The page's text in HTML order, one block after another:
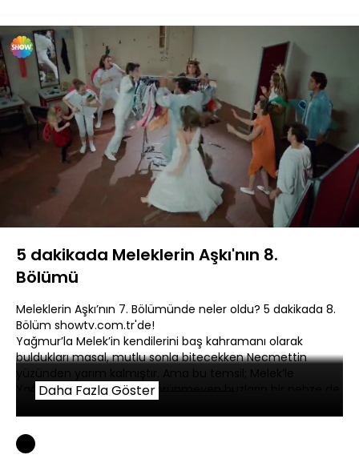
Aç
480P
Yüklendi
12.61%
Oynatma
Hızı
5 dakikada Meleklerin Aşkı'nın 8.
Bölümü
Meleklerin Aşkı’nın 7. Bölümünde neler oldu? 5 dakikada 8.
Bölüm showtv.com.tr'de!
Yağmur’la Melek’in kendilerini baş kahramanı olarak
buldukları masal, mutlu sonla bitecekken Necmettin
yüzünden yarım kalmıştır. Ama bu temsil; Melek’le
Yağmur’un aralarındaki görünmeyen buzların bir nebze de
dönmemiştir. Ama türlü bahanelerle evin yolunu
tutmakta, Yağmur’u görmenin yollarını aramaktadır.
Rukiye de bu durumun farkındadır. İki genç birbirlerine
Daha Fazla Göster